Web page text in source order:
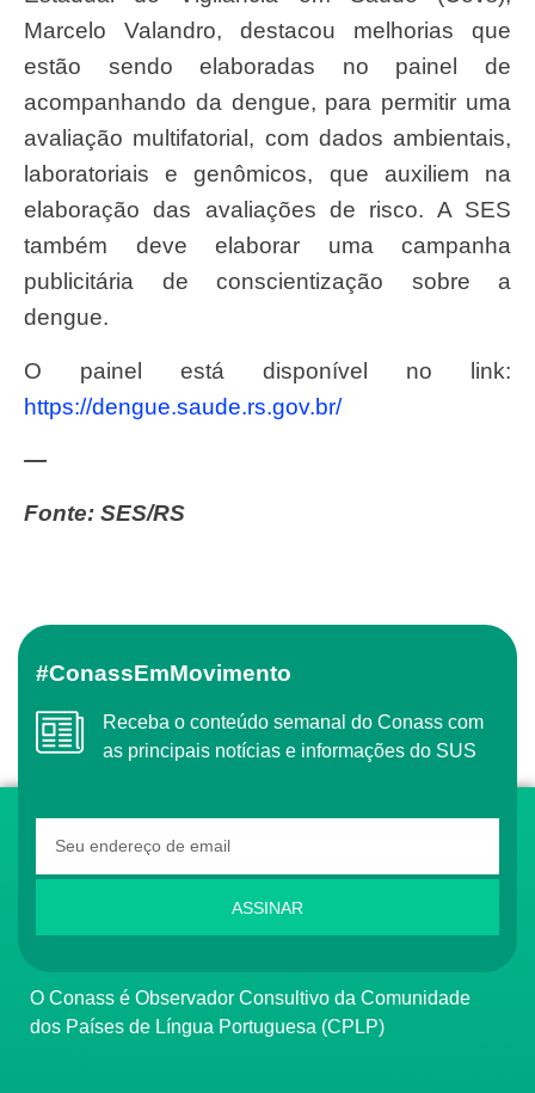
Marcelo Valandro, destacou melhorias que
estão sendo elaboradas no painel de
acompanhando da dengue, para permitir uma
avaliação multifatorial, com dados ambientais,
laboratoriais e genômicos, que auxiliem na
elaboração das avaliações de risco. A SES
também deve elaborar uma campanha
publicitária de conscientização sobre a
dengue.
O painel está disponível no link:
https://dengue.saude.rs.gov.br/
—
Fonte: SES/RS
#ConassEmMovimento
Receba o conteúdo semanal do Conass com
as principais notícias e informações do SUS
ASSINAR
O Conass é Observador Consultivo da Comunidade
dos Países de Língua Portuguesa (CPLP)